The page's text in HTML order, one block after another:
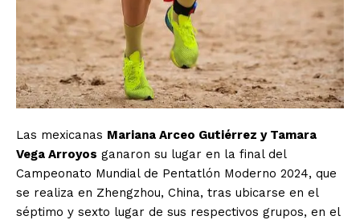
Las mexicanas Mariana Arceo Gutiérrez y Tamara
Vega Arroyos ganaron su lugar en la final del
Campeonato Mundial de Pentatlón Moderno 2024, que
se realiza en Zhengzhou, China, tras ubicarse en el
séptimo y sexto lugar de sus respectivos grupos, en el